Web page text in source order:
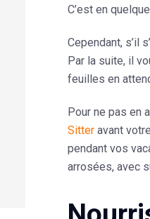
C’est en
Cependant, s’il
Par la suite, il
feuilles en
Pour ne pas en
Sitter avant
pendant vos
arrosées, avec